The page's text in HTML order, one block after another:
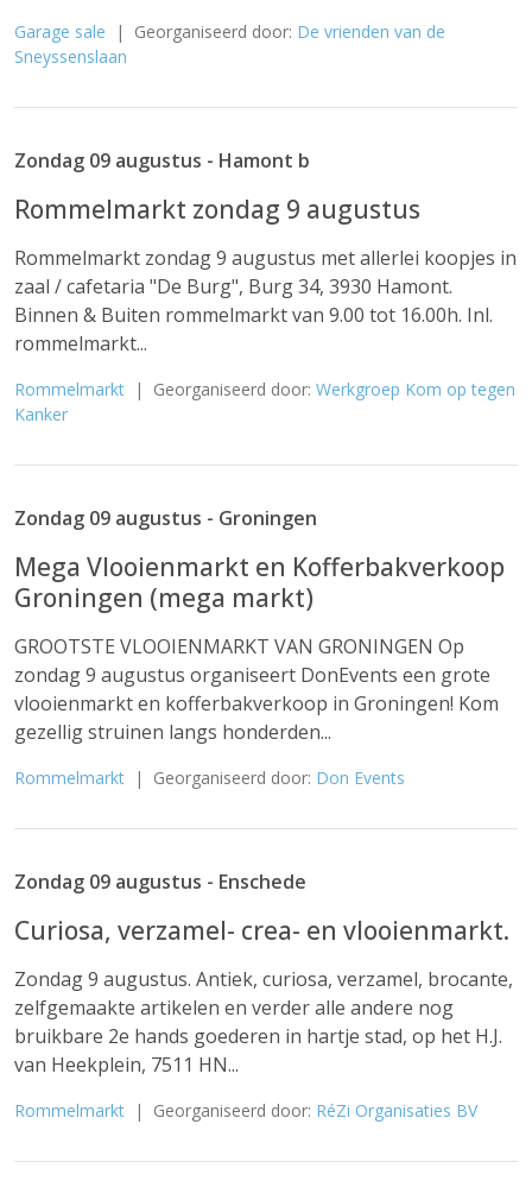
Garage sale | Georganiseerd door: De vrienden van de
Sneyssenslaan
Zondag 09 augustus - Hamont b
Rommelmarkt zondag 9 augustus
Rommelmarkt zondag 9 augustus met allerlei koopjes in
zaal / cafetaria "De Burg", Burg 34, 3930 Hamont.
Binnen & Buiten rommelmarkt van 9.00 tot 16.00h. Inl.
rommelmarkt...
Rommelmarkt | Georganiseerd door: Werkgroep Kom op tegen
Kanker
Zondag 09 augustus - Groningen
Mega Vlooienmarkt en Kofferbakverkoop
Groningen (mega markt)
GROOTSTE VLOOIENMARKT VAN GRONINGEN Op
zondag 9 augustus organiseert DonEvents een grote
vlooienmarkt en kofferbakverkoop in Groningen! Kom
gezellig struinen langs honderden...
Rommelmarkt | Georganiseerd door: Don Events
Zondag 09 augustus - Enschede
Curiosa, verzamel- crea- en vlooienmarkt.
Zondag 9 augustus. Antiek, curiosa, verzamel, brocante,
zelfgemaakte artikelen en verder alle andere nog
bruikbare 2e hands goederen in hartje stad, op het H.J.
van Heekplein, 7511 HN...
Rommelmarkt | Georganiseerd door: RéZi Organisaties BV